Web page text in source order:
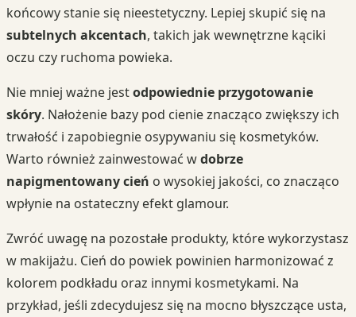
końcowy stanie się nieestetyczny. Lepiej skupić się na
subtelnych akcentach, takich jak wewnętrzne kąciki
oczu czy ruchoma powieka.
Nie mniej ważne jestodpowiednie przygotowanie
skóry. Nałożenie bazy pod cienie znacząco zwiększy ich
trwałość i zapobiegnie osypywaniu się kosmetyków.
Warto również zainwestować wdobrze
napigmentowany cień o wysokiej jakości, co znacząco
wpłynie na ostateczny efekt glamour.
Zwróć uwagę na pozostałe produkty, które wykorzystasz
w makijażu. Cień do powiek powinien harmonizować z
kolorem podkładu oraz innymi kosmetykami. Na
przykład, jeśli zdecydujesz się na mocno błyszczące usta,